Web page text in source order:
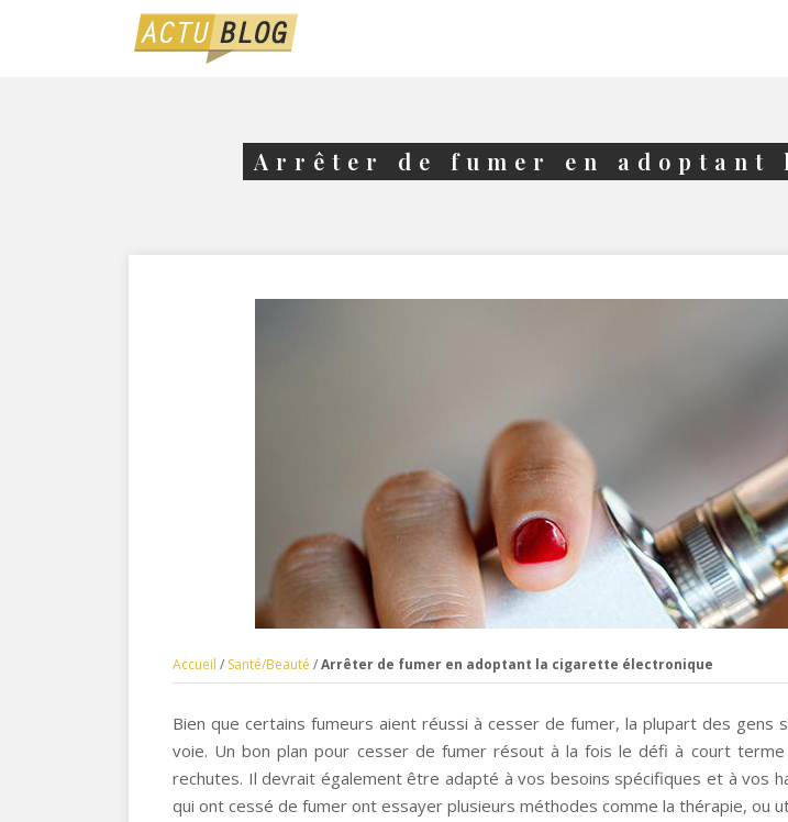
Arrêter de fumer en
Accueil / Santé/Beauté /Arrêter de fumer en adoptant la cigarette électronique
Bien que certains fumeurs aient réussi à cesser de fumer, la plupart des
voie. Un bon plan pour cesser de fumer résout à la fois le défi à court
rechutes. Il devrait également être adapté à vos besoins spécifiques et à vos
qui ont cessé de fumer ont essayer plusieurs méthodes comme la thérapie, ou